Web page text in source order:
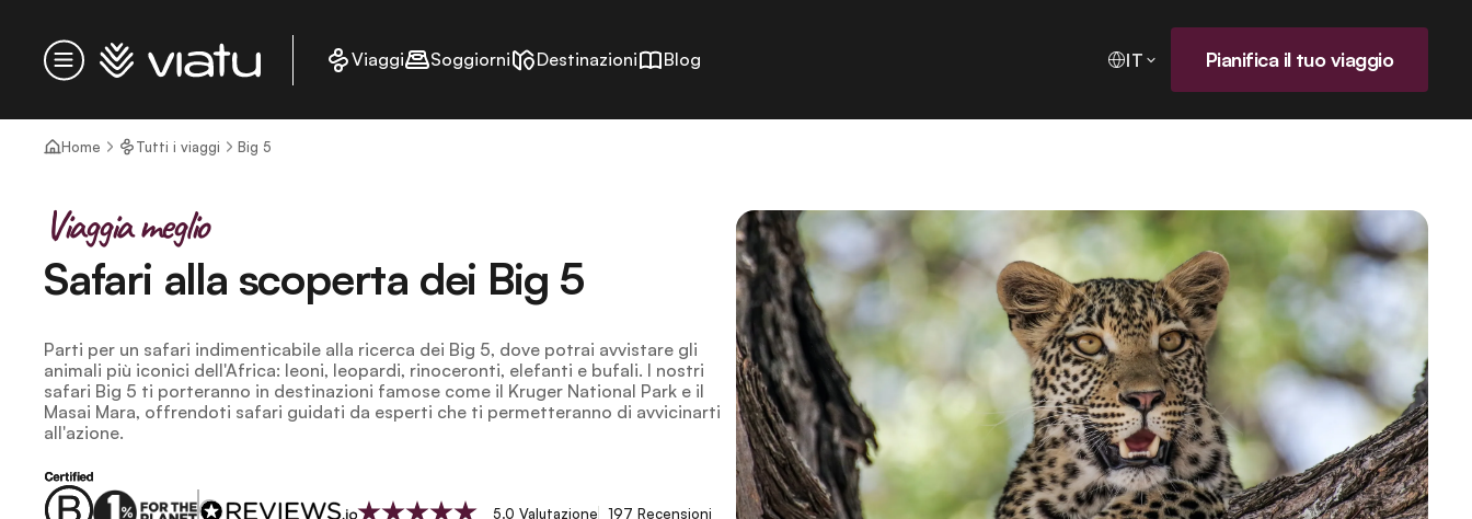
Menu
Homepage Viaggi Soggiorni Destinazioni Blog IT Pianifica il tuo viaggio
Home Tutti i viaggi Big 5
Safari alla scoperta dei Big 5
Viaggia meglio
Parti per un safari indimenticabile alla ricerca dei Big 5, dove potrai avvistare gli
animali più iconici dell'Africa: leoni, leopardi, rinoceronti, elefanti e bufali. I nostri
safari Big 5 ti porteranno in destinazioni famose come il Kruger National Park e il
Masai Mara, offrendoti safari guidati da esperti che ti permetteranno di avvicinarti
all'azione.
5.0 Valutazione 197 Recensioni